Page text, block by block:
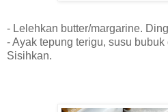
- Lelehkan butter/margarine.
- Ayak tepung terigu, susu
Sisihkan.